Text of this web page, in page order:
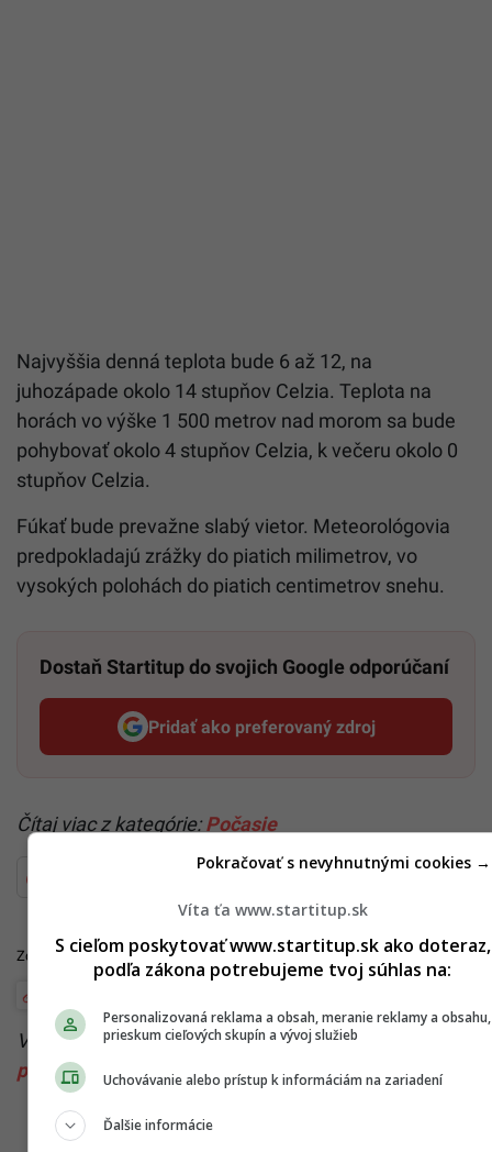
Najvyššia denná teplota bude 6 až 12, na
juhozápade okolo 14 stupňov Celzia. Teplota na
horách vo výške 1 500 metrov nad morom sa bude
pohybovať okolo 4 stupňov Celzia, k večeru okolo 0
stupňov Celzia.
Fúkať bude prevažne slabý vietor. Meteorológovia
predpokladajú zrážky do piatich milimetrov, vo
vysokých polohách do piatich centimetrov snehu.
Dostaň Startitup do svojich Google odporúčaní
Pridať ako preferovaný zdroj
Startitup, odkaz sa otvorí v
Čítaj viac z kategórie:Počasie
Ďakujeme, že čítaš Startitup. V prípade, že máš postreh
redakcia@startitup.sk
Zdroje:NOC,The Guardian , TASR, SHMÚ,BBC
Viac k téme:el nino,február,oceány,otepľovanie
planéta, slovensko svet
Víta ťa www.startitup.sk
S cieľom poskytovať www.startitup.sk ako doteraz,
podľa zákona potrebujeme tvoj súhlas na:
Personalizovaná reklama a obsah, meranie reklamy a obsahu,
prieskum cieľových skupín a vývoj služieb
Uchovávanie alebo prístup k informáciám na zariadení
Ďalšie informácie
Pokračovať s nevyhnutnými cookies →